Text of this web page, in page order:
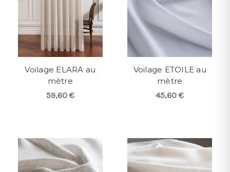
Voilage ELARA au
mètre
59,60 €
Voilage ETOILE au
mètre
45,60 €